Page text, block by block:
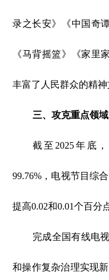
录之长安》《中国奇
《马背摇篮》《家里
丰富了人民群众的精神
三、攻克重点领
截至2025年底
99.76%，电视节目综
提高0.02和0.01个百分
完成全国有线电
和操作复杂治理实现